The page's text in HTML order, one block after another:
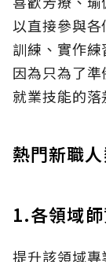
以直接參與
訓練、實作
因為只為了
就業技能的落
熱門新職
1.各領域
提升該領域